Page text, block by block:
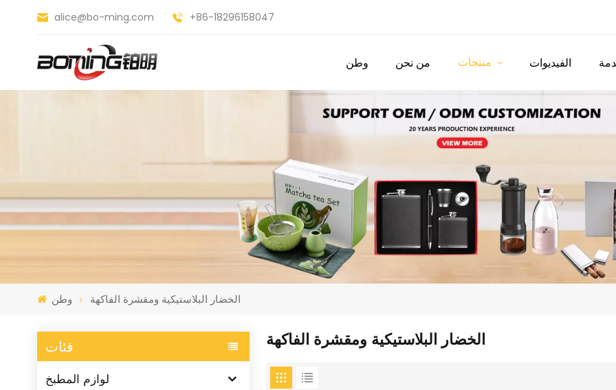
alice@bo-ming.com +86-18296158047
وطن من نحن الفيديوات
وطن الخضار البلاستيكية ومقشرة الفاكهة
فئات
لوازم المطبخ
الخضار البلاستيكية ومقشرة الفاكهة